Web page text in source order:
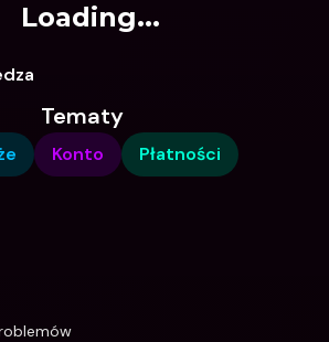
Loading...
Tematy
Konto Płatności